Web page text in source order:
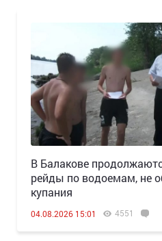
В Балакове
рейды по водоемам, не
купания
04.08.2026 15:01 4551